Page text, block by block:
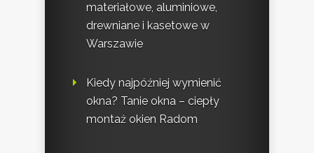
materiałowe, aluminiowe,
drewniane i kasetowe w
Warszawie
Kiedy najpóźniej wymienić
okna? Tanie okna – ciepły
montaż okien Radom